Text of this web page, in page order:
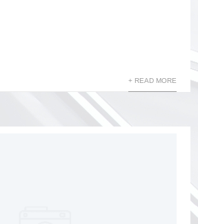
+ READ MORE